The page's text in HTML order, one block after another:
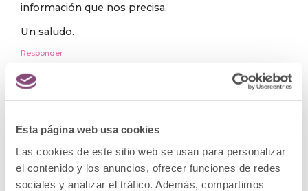
Esta página web usa cookies
Las cookies de este sitio web se usan para personalizar
el contenido y los anuncios, ofrecer funciones de redes
sociales y analizar el tráfico. Además, compartimos
información que nos precisa.
Un saludo.
Responder
6 mayo, 2016 a las 3:16 pm
para una amiga perder 10-12 kgs y cómo se puede pagar.
Gracias